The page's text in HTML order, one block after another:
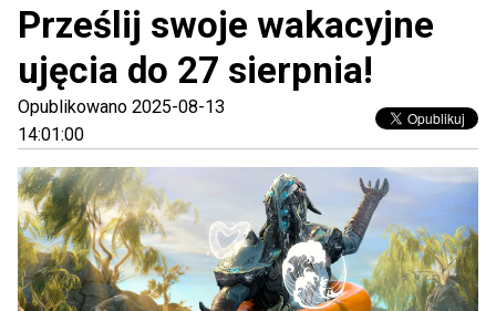
Prześlij swoje wakacyjne
ujęcia do 27 sierpnia!
Opublikowano 2025-08-13
14:01:00